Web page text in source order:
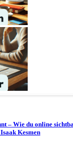
– Wie du online
Kesmen